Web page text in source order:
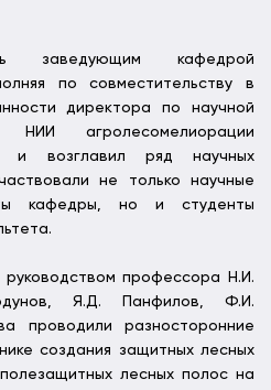
заведующим кафедрой
по совместительству в
директора по научной
НИИ агролесомелиорации
и возглавил ряд научных
не только научные
кафедры, но и студенты
профессора Н.И.
Я.Д. Панфилов, Ф.И.
проводили разносторонние
создания защитных лесных
лесных полос на